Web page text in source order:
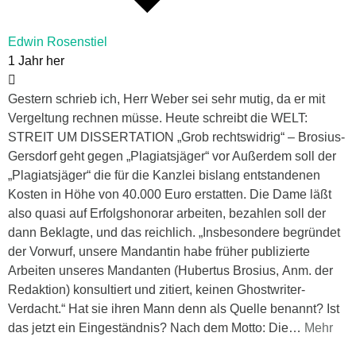
Edwin Rosenstiel
1 Jahr her
Gestern schrieb ich, Herr Weber sei sehr mutig, da er mit
Vergeltung rechnen müsse. Heute schreibt die WELT:
STREIT UM DISSERTATION „Grob rechtswidrig“ – Brosius-
Gersdorf geht gegen „Plagiatsjäger“ vor Außerdem soll der
„Plagiatsjäger“ die für die Kanzlei bislang entstandenen
Kosten in Höhe von 40.000 Euro erstatten. Die Dame läßt
also quasi auf Erfolgshonorar arbeiten, bezahlen soll der
dann Beklagte, und das reichlich. „Insbesondere begründet
der Vorwurf, unsere Mandantin habe früher publizierte
Arbeiten unseres Mandanten (Hubertus Brosius, Anm. der
Redaktion) konsultiert und zitiert, keinen Ghostwriter-
Verdacht.“ Hat sie ihren Mann denn als Quelle benannt? Ist
das jetzt ein Eingeständnis? Nach dem Motto: Die… Mehr